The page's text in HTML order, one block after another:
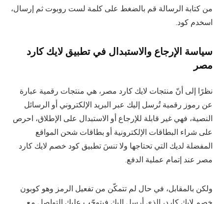
من كتابة الرسالة قم بالضغط على كلمة لست روبوت ثم إرسال،
اسخدم كود.
سياسة الإرجاع والاستبدال في تطبيق لايك كارد
مصر
نظرًا إلى أنّ منتجات لايك كارد مصر، هي منتجات رقمية عبارة
عن رموز رقمية تُرسل إليك عبر البريد الإلكتروني أو الرسائل
النصية، فهي غير قابلة للإرجاع أو الاستبدال على الإطلاق، احرص
على شراء البطاقات الإلكترونية أو بطاقات شحن المواقع
المفضلة لديك التي تحتاجها ولا تنسَ تطبيق كود خصم لايك كارد
مصر عند إتمام عملية الدفع.
ولكن بالمقابل، في حال لم تتمكّن من تفعيل الرمز وهو كوبون